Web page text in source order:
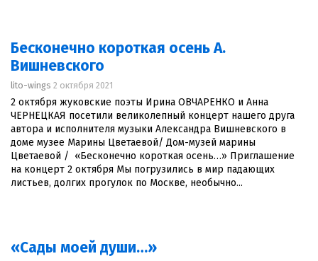
Бесконечно короткая осень А.
Вишневского
lito-wings 2 октября 2021
2 октября жуковские поэты Ирина ОВЧАРЕНКО и Анна
ЧЕРНЕЦКАЯ посетили великолепный концерт нашего друга
автора и исполнителя музыки Александра Вишневского в
доме музее Марины Цветаевой/ Дом-музей марины
Цветаевой / «Бесконечно короткая осень…» Приглашение
на концерт 2 октября Мы погрузились в мир падающих
листьев, долгих прогулок по Москве, необычно...
«Сады моей души…»